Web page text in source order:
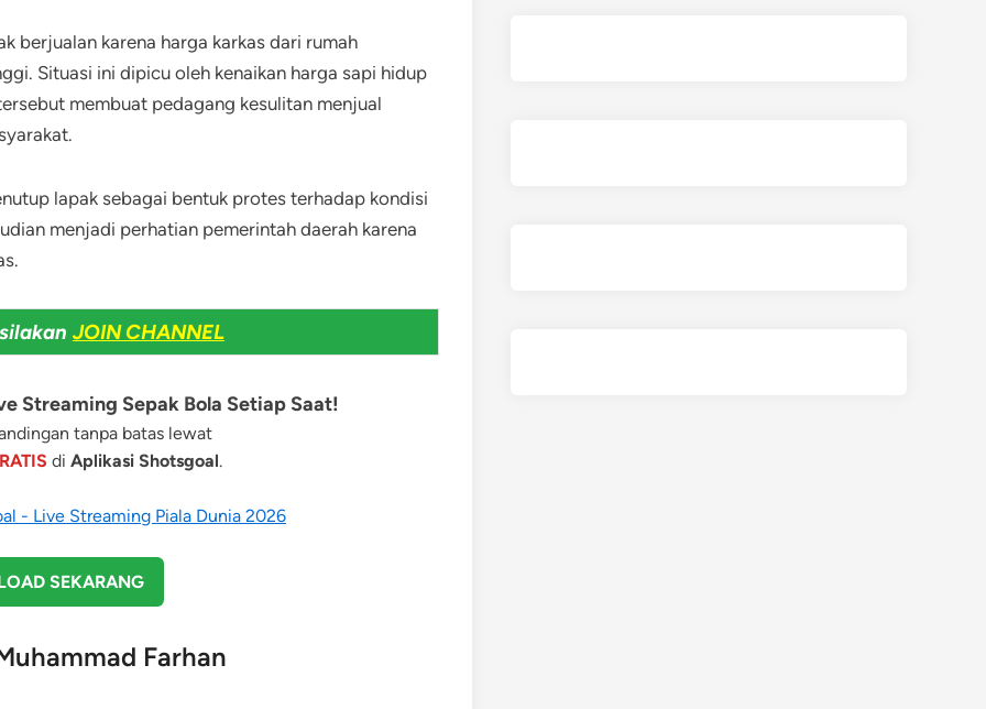
berjualan karena harga karkas dari rumah
Situasi ini dipicu oleh kenaikan harga sapi hidup
membuat pedagang kesulitan menjual
lapak sebagai bentuk protes terhadap kondisi
menjadi perhatian pemerintah daerah karena
JOIN CHANNEL
Streaming Sepak Bola Setiap Saat!
tanpa batas lewat
di Aplikasi Shotsgoal.
SEKARANG
Farhan